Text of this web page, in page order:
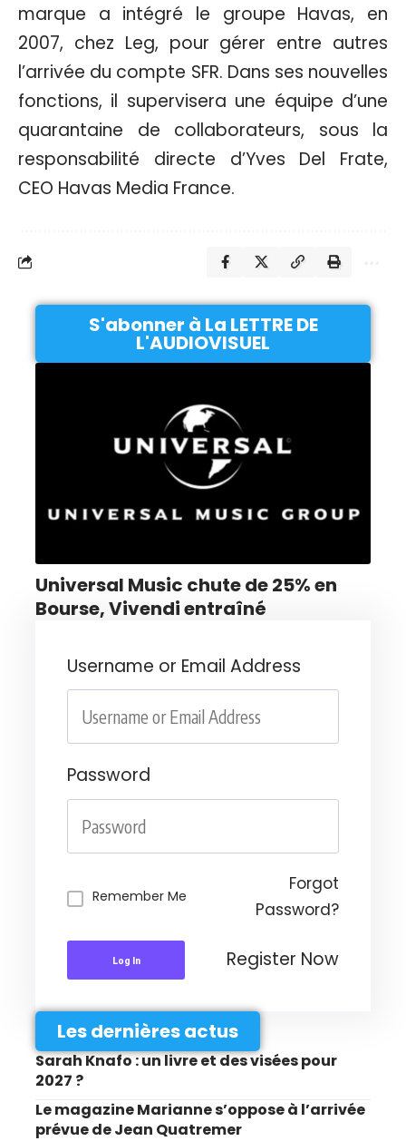
marque a intégré le groupe Havas, en
2007, chez Leg, pour gérer entre autres
l’arrivée du compte SFR. Dans ses nouvelles
fonctions, il supervisera une équipe d’une
quarantaine de collaborateurs, sous la
responsabilité directe d’Yves Del Frate,
CEO Havas Media France.
S'abonner à La LETTRE DE
L'AUDIOVISUEL
Universal Music chute de 25% en
Bourse, Vivendi entraîné
Username or Email Address
Password
Remember Me
Forgot
Password?
Log In Register Now
Les dernières actus
Sarah Knafo : un livre et des visées pour
2027 ?
Le magazine Marianne s’oppose à l’arrivée
prévue de Jean Quatremer